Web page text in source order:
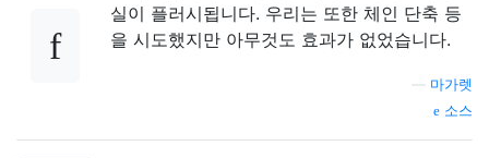
실이 플러시됩니다. 우리는 또한 체인 단축 등
을 시도했지만 아무것도 효과가 없었습니다.
마가렛
소스